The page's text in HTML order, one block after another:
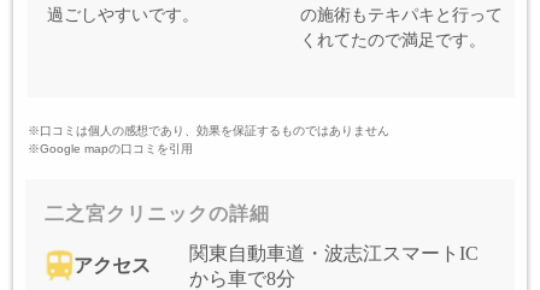
過ごしやすいです。
の施術もテキパキと行って
くれてたので満足です。
※口コミは個人の感想であり、効果を保証するものではありません
※Google mapの口コミを引用
二之宮クリニックの詳細
アクセス
関東自動車道・波志江スマートIC
から車で8分